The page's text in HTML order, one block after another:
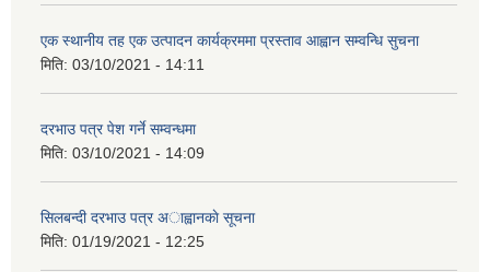
एक स्थानीय तह एक उत्पादन कार्यक्रममा प्रस्ताव आह्वान सम्वन्धि सुचना
मिति: 03/10/2021 - 14:11
दरभाउ पत्र पेश गर्ने सम्वन्धमा
मिति: 03/10/2021 - 14:09
सिलबन्दी दरभाउ पत्र अाह्वानकाे सूचना
मिति: 01/19/2021 - 12:25